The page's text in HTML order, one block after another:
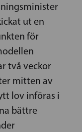
ut en
för
två veckor
mitten av
lov införas i
bättre